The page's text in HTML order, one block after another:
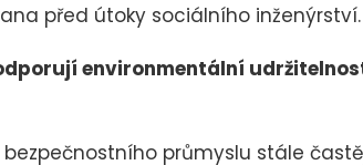
před útoky sociálního inženýrství.
environmentální
průmyslu stále